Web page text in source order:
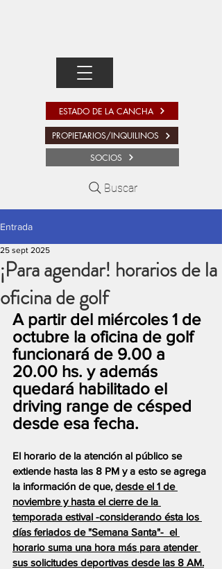
SOCIOS
ESTADO DE LA CANCHA
PROPIETARIOS/INQUILINOS
Buscar
Entrada
¡Para agendar! horarios de la
oficina de golf
25 sept 2025
A partir del miércoles 1 de
octubre la oficina de golf
funcionará de 9.00 a
20.00 hs. y además
quedará habilitado el
driving range de césped
desde esa fecha.
El horario de la atención al público se
extiende hasta las 8 PM y a esto se agrega
la información de que, desde el 1 de
noviembre y hasta el cierre de la
temporada estival -considerando ésta los
días feriados de "Semana Santa"-  el
horario suma una hora más para atender
sus solicitudes deportivas desde las 8 AM.